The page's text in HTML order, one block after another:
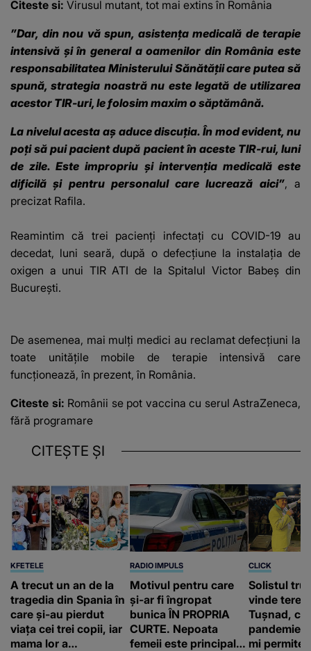
o boală gravă
Citeste si: Virusul mutant, tot mai extins în România
”Dar, din nou vă spun, asistenţa medicală de terapie
intensivă şi în general a oamenilor din România este
responsabilitatea Ministerului Sănătăţii care putea să
spună, strategia noastră nu este legată de utilizarea
acestor TIR-uri, le folosim maxim o săptămână.
La nivelul acesta aş aduce discuţia. În mod evident, nu
poţi să pui pacient după pacient în aceste TIR-rui, luni
de zile. Este impropriu şi intervenţia medicală este
dificilă şi pentru personalul care lucrează aici”, a
precizat Rafila.
Reamintim că trei pacienţi infectați cu COVID-19 au
decedat, luni seară, după o defecţiune la instalaţia de
oxigen a unui TIR ATI de la Spitalul Victor Babeş din
Bucureşti.
De asemenea, mai mulți medici au reclamat defecţiuni la
toate unitățile mobile de terapie intensivă care
funcţionează, în prezent, în România.
Citeste si: Românii se pot vaccina cu serul AstraZeneca,
fără programare
CITEȘTE ȘI
KFETELE
A trecut un an de la
tragedia din Spania în
care și-au pierdut
viața cei trei copii, iar
mama lor a…
RADIO IMPULS
Motivul pentru care
și-ar fi îngropat
bunica ÎN PROPRIA
CURTE. Nepoata
femeii este principalul
CLICK
Solistul
vinde
Tușnad,
pandemie:
mi permite